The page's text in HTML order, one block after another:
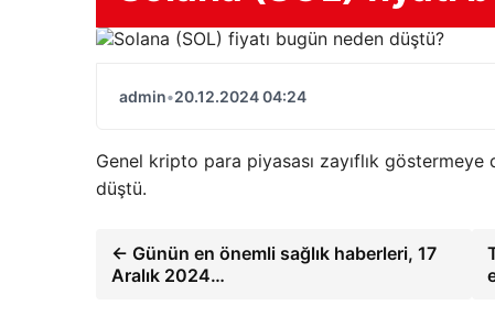
admin•20.12.2024 04:24
Genel kripto para piyasası zayıflık
düştü.
← Günün en önemli sağlık haberleri, 17
Aralık 2024…